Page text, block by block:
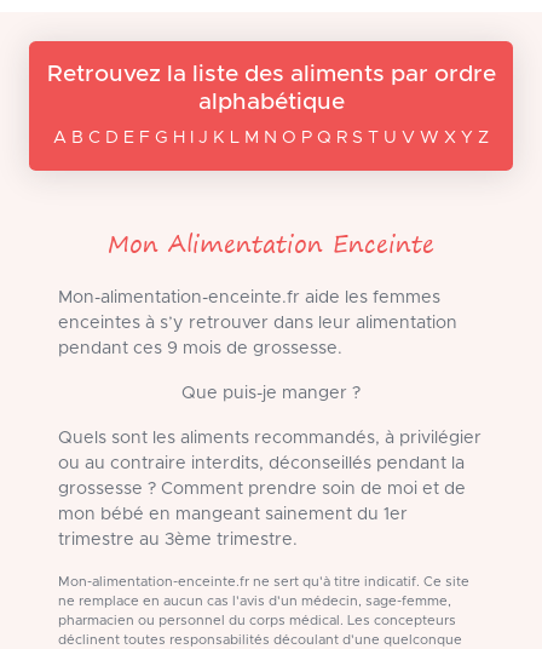
Retrouvez la liste des aliments par ordre
alphabétique
A B C D E F G H I J K L M N O P Q R S T U V W X Y Z
Mon Alimentation Enceinte
Mon-alimentation-enceinte.fr aide les femmes
enceintes à s’y retrouver dans leur alimentation
pendant ces 9 mois de grossesse.
Que puis-je manger ?
Quels sont les aliments recommandés, à privilégier
ou au contraire interdits, déconseillés pendant la
grossesse ? Comment prendre soin de moi et de
mon bébé en mangeant sainement du 1er
trimestre au 3ème trimestre.
Mon-alimentation-enceinte.fr ne sert qu'à titre indicatif. Ce site
ne remplace en aucun cas l'avis d'un médecin, sage-femme,
pharmacien ou personnel du corps médical. Les concepteurs
déclinent toutes responsabilités découlant d'une quelconque